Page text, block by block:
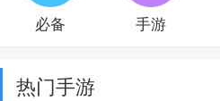
必备 手游
热门手游